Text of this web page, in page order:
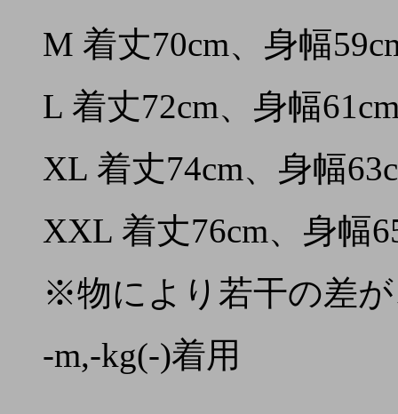
M 着丈70cm、身幅
L 着丈72cm、身幅
XL 着丈74cm、身幅
XXL 着丈76cm、身幅
※物により若干の差
-m,-kg(-)着用